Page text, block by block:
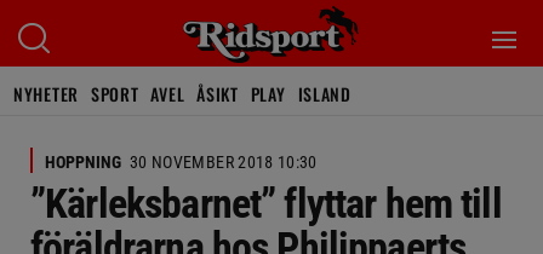
NYHETER SPORT AVEL ÅSIKT PLAY ISLAND
HOPPNING 30 NOVEMBER 2018 10:30
”Kärleksbarnet” flyttar hem till